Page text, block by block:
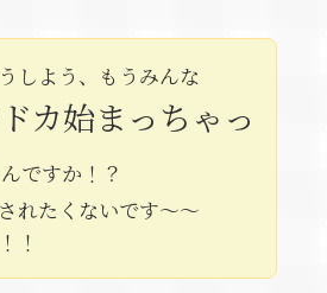
しよう、もうみんな
カ始まっちゃっ
んですか！？
れたくないです～～
！